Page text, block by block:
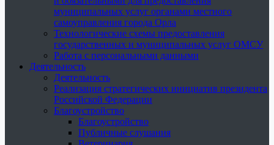
муниципальных услуг органами местного
самоуправления города Орла
Технологические схемы предоставления
государственных и муниципальных услуг ОМСУ
Работа с персональными данными
Деятельность
Деятельность
Реализация стратегических инициатив президента
Российской Федерации
Благоустройство
Благоустройство
Публичные слушания